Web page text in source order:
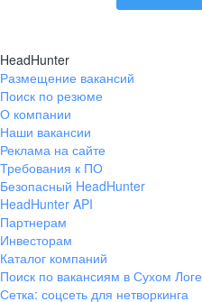
HeadHunter
Размещение вакансий
Поиск по резюме
О компании
Наши вакансии
Реклама на сайте
Требования к ПО
Безопасный HeadHunter
HeadHunter API
Партнерам
Инвесторам
Каталог компаний
Поиск по вакансиям в Сухом Логе
Сетка: соцсеть для нетворкинга